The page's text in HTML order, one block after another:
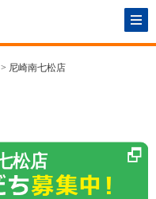
> 尼崎南七松店
松店